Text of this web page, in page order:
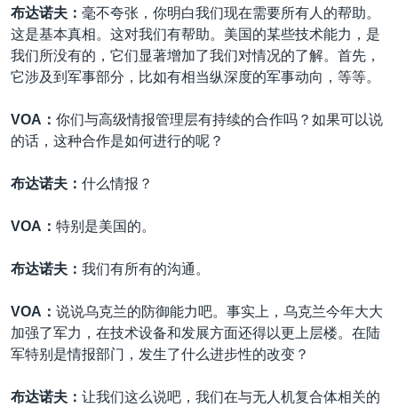
布达诺夫： 毫不夸张，你明白我们现在需要所有人的帮助。
这是基本真相。这对我们有帮助。美国的某些技术能力，是
我们所没有的，它们显著增加了我们对情况的了解。首先，
它涉及到军事部分，比如有相当纵深度的军事动向，等等。
VOA： 你们与高级情报管理层有持续的合作吗？如果可以说
的话，这种合作是如何进行的呢？
布达诺夫： 什么情报？
VOA： 特别是美国的。
布达诺夫： 我们有所有的沟通。
VOA： 说说乌克兰的防御能力吧。事实上，乌克兰今年大大
加强了军力，在技术设备和发展方面还得以更上层楼。在陆
军特别是情报部门，发生了什么进步性的改变？
布达诺夫： 让我们这么说吧，我们在与无人机复合体相关的